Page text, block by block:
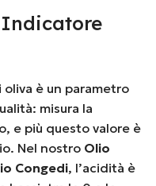
Indicatore
oliva è un parametro
misura la
e più questo valore è
Nel nostro Olio
Congedi, l’acidità è